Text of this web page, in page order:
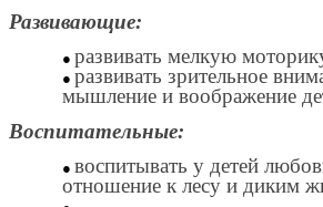
Развивающие:
развивать мелкую
развивать зрительное
мышление и воображение
Воспитательные:
воспитывать у детей
отношение к лесу и диким